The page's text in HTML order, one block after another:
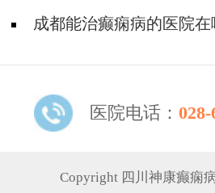
么病成都能治癫痫病的医院
医院电话： 028-
Copyright 四川神康癫痫